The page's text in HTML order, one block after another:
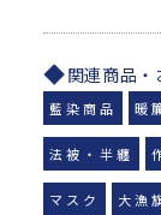
関連商品・
藍染商品 暖
法被・半纏
マスク 大漁